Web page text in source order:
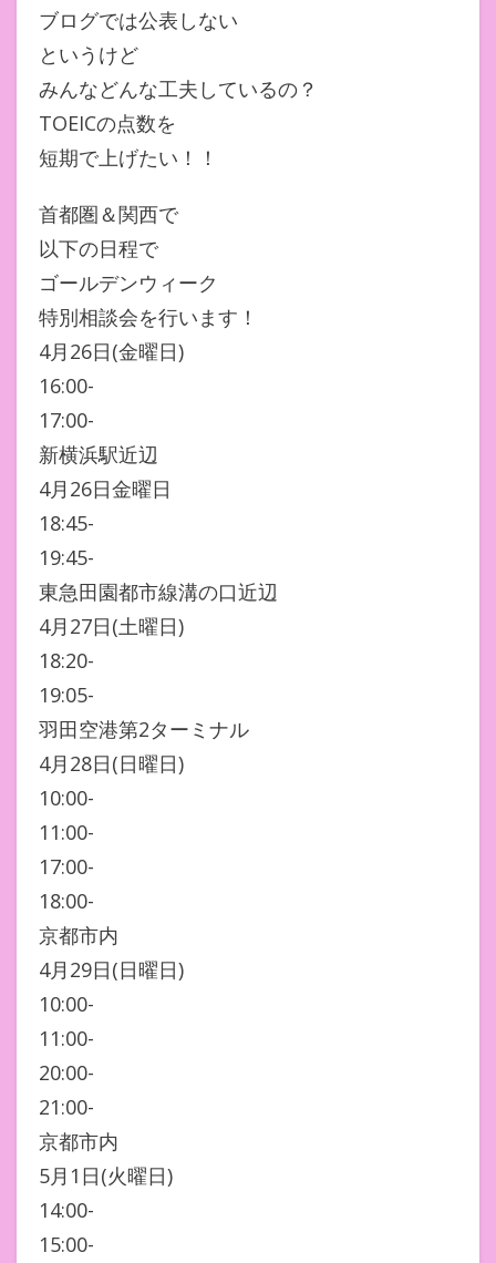
ブログでは公表しない
というけど
みんなどんな工夫しているの？
TOEICの点数を
短期で上げたい！！
首都圏＆関西で
以下の日程で
ゴールデンウィーク
特別相談会を行います！
4月26日(金曜日)
16:00-
17:00-
新横浜駅近辺
4月26日金曜日
18:45-
19:45-
東急田園都市線溝の口近辺
4月27日(土曜日)
18:20-
19:05-
羽田空港第2ターミナル
4月28日(日曜日)
10:00-
11:00-
17:00-
18:00-
京都市内
4月29日(日曜日)
10:00-
11:00-
20:00-
21:00-
京都市内
5月1日(火曜日)
14:00-
15:00-